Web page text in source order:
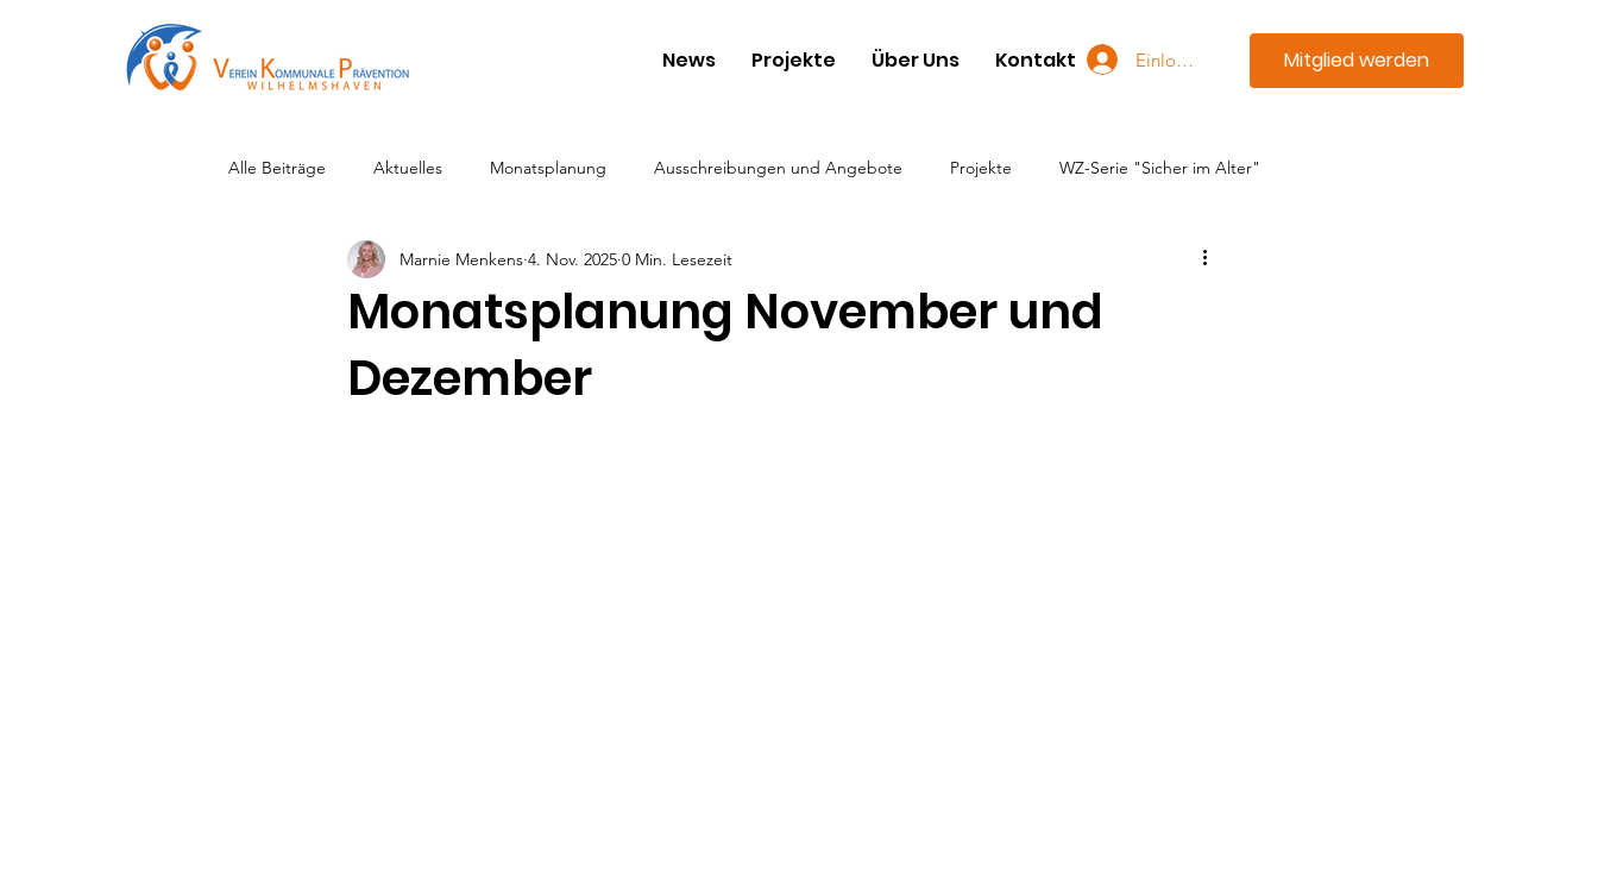
News Projekte Über Uns Kontakt Einloggen Mitglied werden
Alle Beiträge Aktuelles Monatsplanung Ausschreibungen und Angebote Projekte WZ-Serie "Sicher im Alter"
Monatsplanung November und
Dezember
Marnie Menkens 4. Nov. 2025 0 Min. Lesezeit